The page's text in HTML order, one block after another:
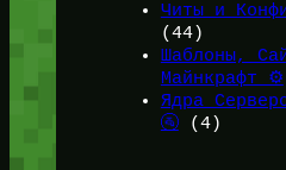
Читы и
(44)
Шаблоны,
Майнкрафт ⚙️
Ядра
🚰(4)